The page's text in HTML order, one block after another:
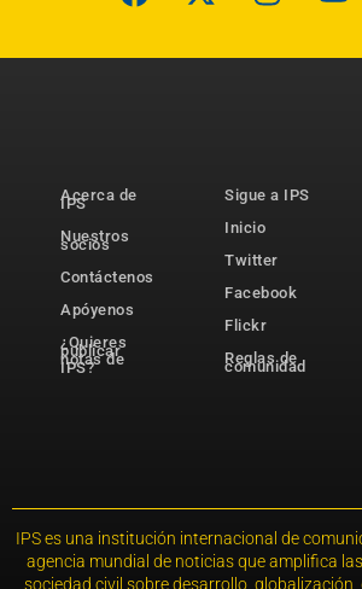
Acerca de
IPS
Nuestros
socios
Contáctenos
Apóyenos
¿Quieres
publicar
notas de
IPS?
Sigue a IPS
Inicio
Twitter
Facebook
Flickr
Reglas de
comunidad
IPS es una institución internacional de
agencia mundial de noticias que amplifica
sociedad civil sobre desarrollo,